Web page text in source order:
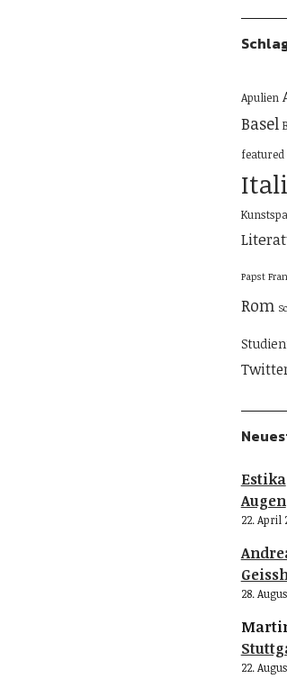
Apulien
Basel
featured
Papst
Rom
Estika
Augen
22. April
28.
22.